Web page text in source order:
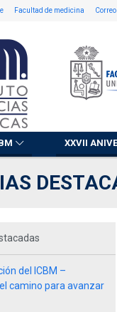
Facultad de medicina
XXVII
del ICBM –
camino para avanzar